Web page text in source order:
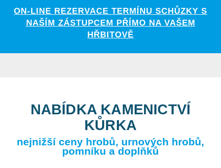
ON-LINE REZERVACE TERMÍNU SCHŮZKY S
NAŠÍM ZÁSTUPCEM PŘÍMO NA VAŠEM
HŘBITOVĚ
NABÍDKA KAMENICTVÍ
KŮRKA
nejnižší ceny hrobů, urnových hrobů,
pomníku a doplňků